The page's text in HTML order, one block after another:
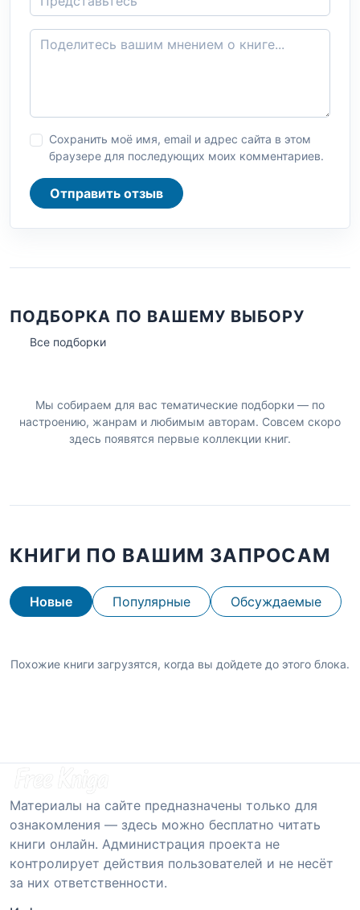
Сохранить моё имя, email и адрес сайта в этом
браузере для последующих моих комментариев.
Отправить отзыв
ПОДБОРКА ПО ВАШЕМУ ВЫБОРУ
Все подборки
Мы собираем для вас тематические подборки — по
настроению, жанрам и любимым авторам. Совсем скоро
здесь появятся первые коллекции книг.
КНИГИ ПО ВАШИМ ЗАПРОСАМ
Новые Популярные Обсуждаемые
Похожие книги загрузятся, когда вы дойдете до этого блока.
Материалы на сайте предназначены только для
ознакомления — здесь можно бесплатно читать
книги онлайн. Администрация проекта не
контролирует действия пользователей и не несёт
за них ответственности.